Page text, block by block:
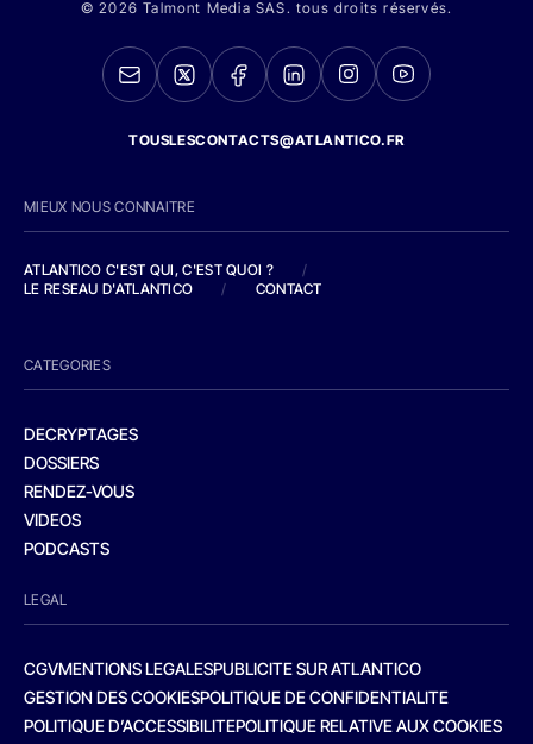
© 2026 Talmont Media SAS. tous droits réservés.
TOUSLESCONTACTS@ATLANTICO.FR
MIEUX NOUS CONNAITRE
ATLANTICO C'EST QUI, C'EST QUOI ?
/
LE RESEAU D'ATLANTICO
/ CONTACT
CATEGORIES
DECRYPTAGES
DOSSIERS
RENDEZ-VOUS
VIDEOS
PODCASTS
LEGAL
CGVMENTIONS LEGALESPUBLICITE SUR ATLANTICO
GESTION DES COOKIESPOLITIQUE DE CONFIDENTIALITE
POLITIQUE D’ACCESSIBILITEPOLITIQUE RELATIVE AUX COOKIES